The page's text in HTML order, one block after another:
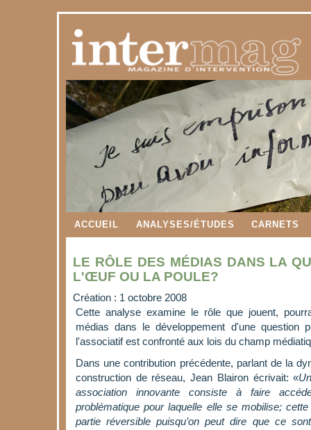
ACCUEIL ANALYSES/ÉTUDES CARNETS
LE RÔLE DES MÉDIAS DANS LA
L'ŒUF OU LA POULE?
Création : 1 octobre 2008
Cette analyse examine le rôle que jouent,
médias dans le développement d'une question
l'associatif est confronté aux lois du champ
Dans une contribution précédente, parlant de la
construction de réseau, Jean Blairon écrivait: «
association innovante consiste à faire
problématique pour laquelle elle se mobilise;
partie réversible puisqu’on peut dire que ce